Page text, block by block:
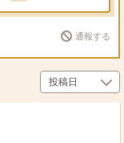
通報する